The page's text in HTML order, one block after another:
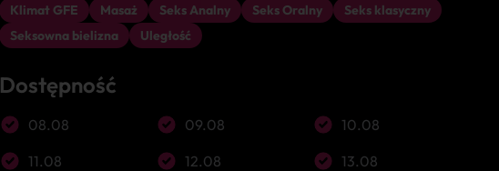
Klimat GFE
Masaż Seks Analny Seks Oralny
Seks klasyczny
Seksowna bielizna
Uległość
Dostępność
08.08 09.08
10.08
11.08
12.08 13.08